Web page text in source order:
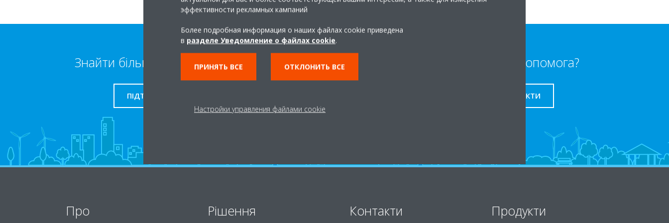
Знайти більше інформації
ПІДТРИМКА
Потрібна допомога?
КОНТАКТИ
Про Рішення Контакти Продукти
эффективности рекламных кампаний
Более подробная информация о наших файлах cookie приведена
в разделе Уведомление о файлах cookie.
ПРИНЯТЬ ВСЕ ОТКЛОНИТЬ ВСЕ
Настройки управления файлами cookie